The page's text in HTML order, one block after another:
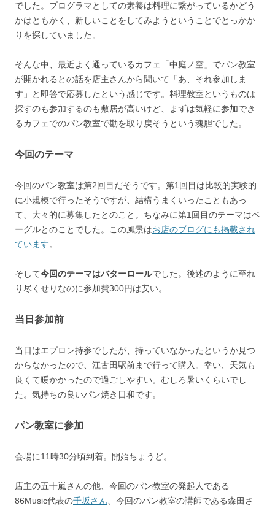
でした。プログラマとしての素養は料理に繋がっているかどう
かはともかく、新しいことをしてみようということでとっかか
りを探していました。
そんな中、最近よく通っているカフェ「中庭ノ空」でパン教室
が開かれるとの話を店主さんから聞いて「あ、それ参加しま
す」と即答で応募したという感じです。料理教室というものは
探すのも参加するのも敷居が高いけど、まずは気軽に参加でき
るカフェでのパン教室で勘を取り戻そうという魂胆でした。
今回のテーマ
今回のパン教室は第2回目だそうです。第1回目は比較的実験的
に小規模で行ったそうですが、結構うまくいったこともあっ
て、大々的に募集したとのこと。ちなみに第1回目のテーマはベ
ーグルとのことでした。この風景はお店のブログにも掲載され
ています。
そして今回のテーマはバターロールでした。後述のように至れ
り尽くせりなのに参加費300円は安い。
当日参加前
当日はエプロン持参でしたが、持っていなかったというか見つ
からなかったので、江古田駅前まで行って購入。幸い、天気も
良くて暖かかったので過ごしやすい。むしろ暑いくらいでし
た。気持ちの良いパン焼き日和です。
パン教室に参加
会場に11時30分頃到着。開始ちょうど。
店主の五十嵐さんの他、今回のパン教室の発起人である
86Music代表の千坂さん 、今回のパン教室の講師である森田さ